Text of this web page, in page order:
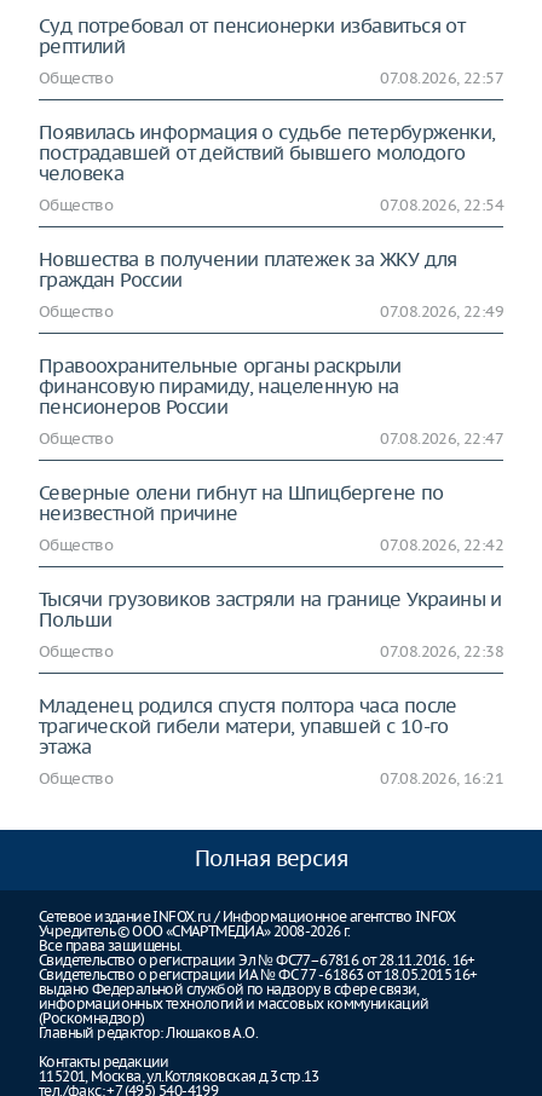
Суд потребовал от пенсионерки избавиться от
рептилий
Общество 07.08.2026, 22:57
Появилась информация о судьбе петербурженки,
пострадавшей от действий бывшего молодого
человека
Общество 07.08.2026, 22:54
Новшества в получении платежек за ЖКУ для
граждан России
Общество 07.08.2026, 22:49
Правоохранительные органы раскрыли
финансовую пирамиду, нацеленную на
пенсионеров России
Общество 07.08.2026, 22:47
Северные олени гибнут на Шпицбергене по
неизвестной причине
Общество 07.08.2026, 22:42
Тысячи грузовиков застряли на границе Украины и
Польши
Общество 07.08.2026, 22:38
Младенец родился спустя полтора часа после
трагической гибели матери, упавшей с 10-го
этажа
Общество 07.08.2026, 16:21
Полная версия
Сетевое издание INFOX.ru / Информационное агентство INFOX
Учредитель © ООО «СМАРТМЕДИА» 2008-2026 г.
Все права защищены.
Свидетельство о регистрации Эл № ФС77–67816 от 28.11.2016. 16+
Свидетельство о регистрации ИА № ФС 77 - 61863 от 18.05.2015 16+
выдано Федеральной службой по надзору в сфере связи,
информационных технологий и массовых коммуникаций
(Роскомнадзор)
Главный редактор: Люшаков А.О.
Контакты редакции
115201, Москва, ул.Котляковская д.3 стр.13
тел./факс: +7 (495) 540-4199